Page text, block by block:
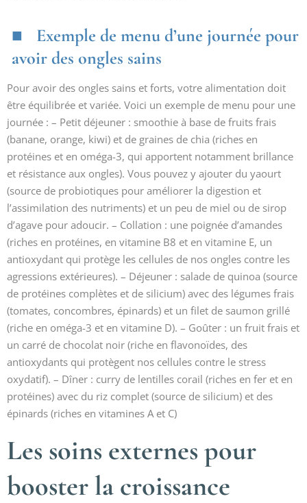
Exemple de menu d’une journée pour
avoir des ongles sains
Pour avoir des ongles sains et forts, votre alimentation doit
être équilibrée et variée. Voici un exemple de menu pour une
journée : – Petit déjeuner : smoothie à base de fruits frais
(banane, orange, kiwi) et de graines de chia (riches en
protéines et en oméga-3, qui apportent notamment brillance
et résistance aux ongles). Vous pouvez y ajouter du yaourt
(source de probiotiques pour améliorer la digestion et
l’assimilation des nutriments) et un peu de miel ou de sirop
d’agave pour adoucir. – Collation : une poignée d’amandes
(riches en protéines, en vitamine B8 et en vitamine E, un
antioxydant qui protège les cellules de nos ongles contre les
agressions extérieures). – Déjeuner : salade de quinoa (source
de protéines complètes et de silicium) avec des légumes frais
(tomates, concombres, épinards) et un filet de saumon grillé
(riche en oméga-3 et en vitamine D). – Goûter : un fruit frais et
un carré de chocolat noir (riche en flavonoïdes, des
antioxydants qui protègent nos cellules contre le stress
oxydatif). – Dîner : curry de lentilles corail (riches en fer et en
protéines) avec du riz complet (source de silicium) et des
épinards (riches en vitamines A et C)
Les soins externes pour
booster la croissance